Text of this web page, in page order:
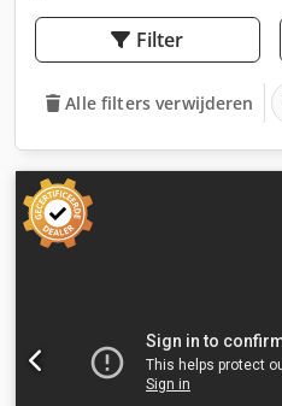
Filter
Alle filters verwijderen